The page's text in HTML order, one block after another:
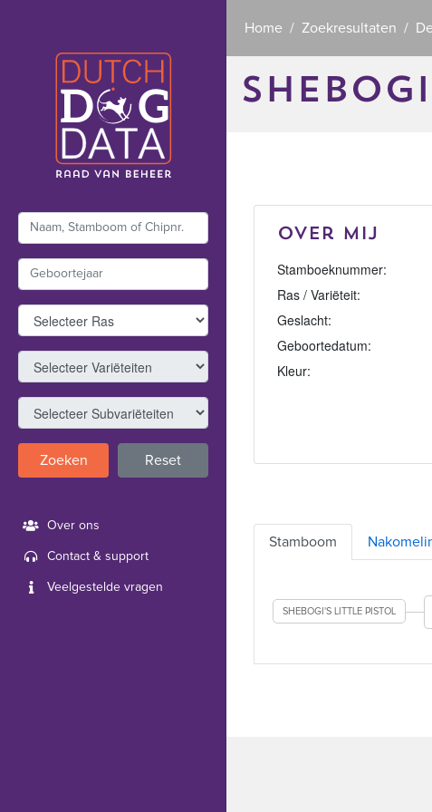
Zoeken Reset
Over ons
Contact & support
Veelgestelde vragen
Home Zoekresultaten
Over mij
Stamboeknummer:
Ras / Variëteit:
Geslacht:
Geboortedatum:
Kleur:
Stamboom
SHEBOGI'S LITTLE PISTOL